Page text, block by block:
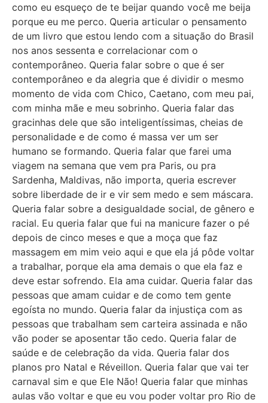
como eu esqueço de te beijar quando você me beija
porque eu me perco. Queria articular o pensamento
de um livro que estou lendo com a situação do Brasil
nos anos sessenta e correlacionar com o
contemporâneo. Queria falar sobre o que é ser
contemporâneo e da alegria que é dividir o mesmo
momento de vida com Chico, Caetano, com meu pai,
com minha mãe e meu sobrinho. Queria falar das
gracinhas dele que são inteligentíssimas, cheias de
personalidade e de como é massa ver um ser
humano se formando. Queria falar que farei uma
viagem na semana que vem pra Paris, ou pra
Sardenha, Maldivas, não importa, queria escrever
sobre liberdade de ir e vir sem medo e sem máscara.
Queria falar sobre a desigualdade social, de gênero e
racial. Eu queria falar que fui na manicure fazer o pé
depois de cinco meses e que a moça que faz
massagem em mim veio aqui e que ela já pôde voltar
a trabalhar, porque ela ama demais o que ela faz e
deve estar sofrendo. Ela ama cuidar. Queria falar das
pessoas que amam cuidar e de como tem gente
egoísta no mundo. Queria falar da injustiça com as
pessoas que trabalham sem carteira assinada e não
vão poder se aposentar tão cedo. Queria falar de
saúde e de celebração da vida. Queria falar dos
planos pro Natal e Réveillon. Queria falar que vai ter
carnaval sim e que Ele Não! Queria falar que minhas
aulas vão voltar e que eu vou poder voltar pro Rio de